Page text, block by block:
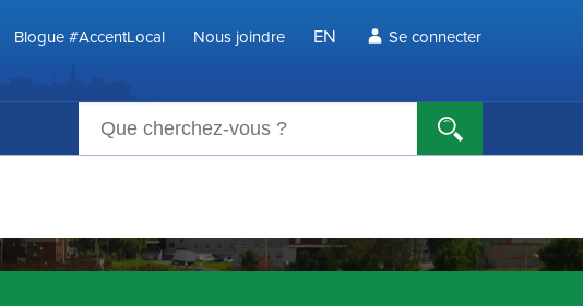
Blogue #AccentLocal Nous joindre EN Se connecter